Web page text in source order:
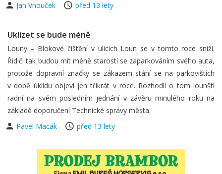
Jan Vnouček
před 13 lety
Uklízet se bude méně
Louny – Blokové čištění v ulicích Loun se v tomto roce sníží.
Řidiči tak budou mít méně starostí se zaparkováním svého auta,
protože dopravní značky se zákazem stání se na parkovištích
v době úklidu objeví jen třikrát v roce. Rozhodli o tom lounští
radní na svém posledním jednání v závěru minulého roku na
základě doporučení Technické správy města.
Pavel Macák
před 13 lety